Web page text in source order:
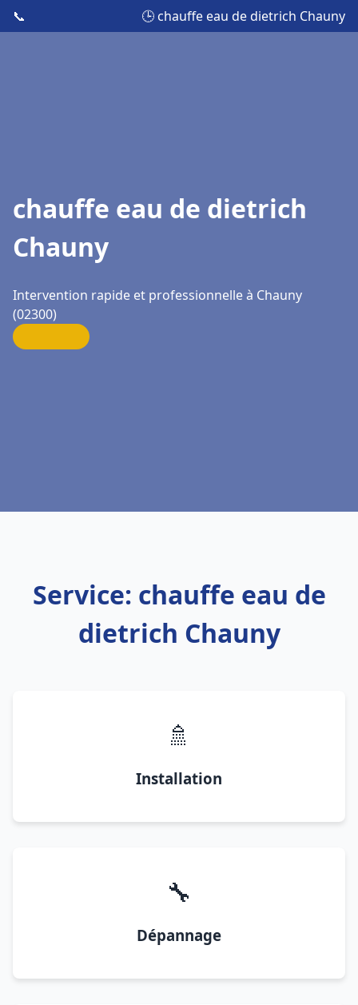
📞 🕒 chauffe eau de dietrich Chauny
chauffe eau de dietrich
Chauny
Intervention rapide et professionnelle à Chauny
(02300)
Service: chauffe eau de
dietrich Chauny
🚿
Installation
🔧
Dépannage